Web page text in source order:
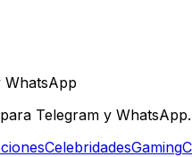
WhatsApp
Telegram y
CelebridadesGaming